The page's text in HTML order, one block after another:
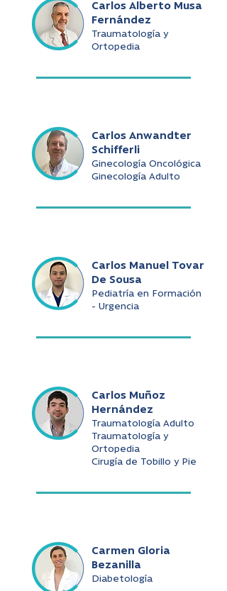
Carlos Alberto Musa
Fernández
Traumatología y
Ortopedia
Carlos Anwandter
Schifferli
Ginecología Oncológica
Ginecología Adulto
Carlos Manuel Tovar
De Sousa
Pediatría en Formación
- Urgencia
Carlos Muñoz
Hernández
Traumatología Adulto
Traumatología y
Ortopedia
Cirugía de Tobillo y Pie
Carmen Gloria
Bezanilla
Diabetología